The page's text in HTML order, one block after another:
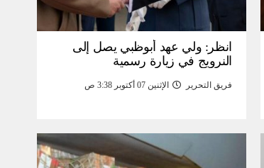
انظر: ولي عهد أبوظبي يصل إلى
النرويج في زيارة رسمية
فريق التحرير الإثنين 07 أكتوبر 3:38 ص